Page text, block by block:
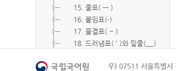
15. 줄표( ― )
16. 붙임표(-)
17. 물결표( ~ )
18. 드러냄표( ˙ )와 밑줄(__)
20. 빠짐표( □ )우) 07511 서울특별시